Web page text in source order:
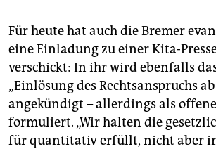
Für heute hat auch die Bremer
eine Einladung zu einer Kita-
verschickt: In ihr wird ebenfalls
„Einlösung des Rechtsanspruchs
angekündigt – allerdings als
formuliert. „Wir halten die
für quantitativ erfüllt, nicht aber